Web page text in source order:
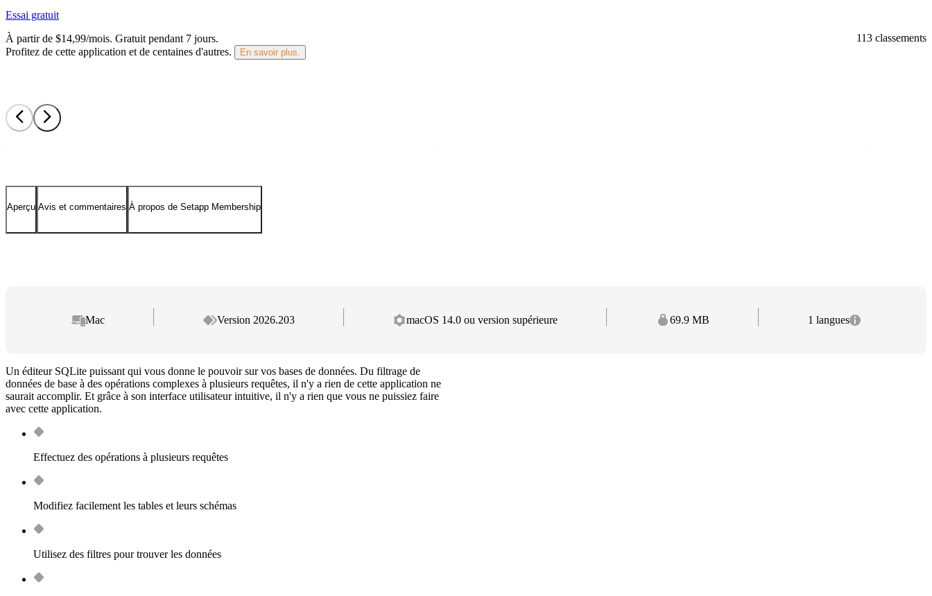
113 classements
Essai gratuit
À partir de $14,99/mois. Gratuit pendant 7 jours.
Profitez de cette application et de centaines d'autres.
En savoir plus.
Aperçu Avis et commentaires À propos de Setapp Membership
Mac Version 2026.203 macOS 14.0 ou version supérieure 69.9 MB 1 langues
Un éditeur SQLite puissant qui vous donne le pouvoir sur vos bases de données. Du filtrage de
données de base à des opérations complexes à plusieurs requêtes, il n'y a rien de cette application ne
saurait accomplir. Et grâce à son interface utilisateur intuitive, il n'y a rien que vous ne puissiez faire
avec cette application.
Effectuez des opérations à plusieurs requêtes
Modifiez facilement les tables et leurs schémas
Utilisez des filtres pour trouver les données